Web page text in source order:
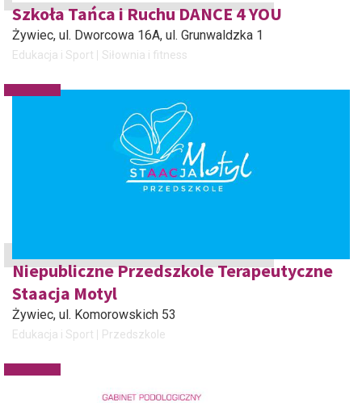
Szkoła Tańca i Ruchu DANCE 4 YOU
Żywiec, ul. Dworcowa 16A, ul. Grunwaldzka 1
Edukacja i Sport Siłownia i fitness
Niepubliczne Przedszkole Terapeutyczne
Staacja Motyl
Żywiec, ul. Komorowskich 53
Edukacja i Sport Przedszkole